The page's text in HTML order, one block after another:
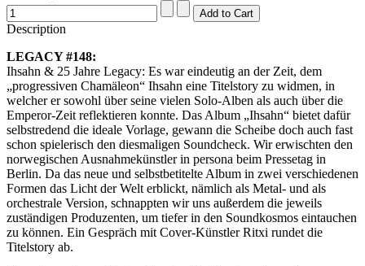
Description
LEGACY #148:
Ihsahn & 25 Jahre Legacy: Es war eindeutig an der Zeit, dem
„progressiven Chamäleon“ Ihsahn eine Titelstory zu widmen, in
welcher er sowohl über seine vielen Solo-Alben als auch über die
Emperor-Zeit reflektieren konnte. Das Album „Ihsahn“ bietet dafür
selbstredend die ideale Vorlage, gewann die Scheibe doch auch fast
schon spielerisch den diesmaligen Soundcheck. Wir erwischten den
norwegischen Ausnahmekünstler in persona beim Pressetag in
Berlin. Da das neue und selbstbetitelte Album in zwei verschiedenen
Formen das Licht der Welt erblickt, nämlich als Metal- und als
orchestrale Version, schnappten wir uns außerdem die jeweils
zuständigen Produzenten, um tiefer in den Soundkosmos eintauchen
zu können. Ein Gespräch mit Cover-Künstler Ritxi rundet die
Titelstory ab.